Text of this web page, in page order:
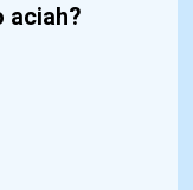
aciah?